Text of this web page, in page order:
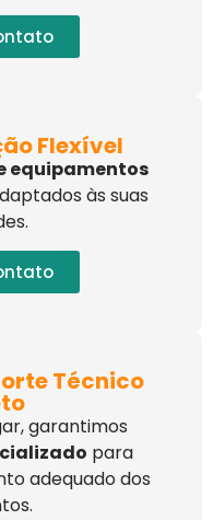
Flexível
equipamentos
às suas
Técnico
garantimos
para
adequado dos